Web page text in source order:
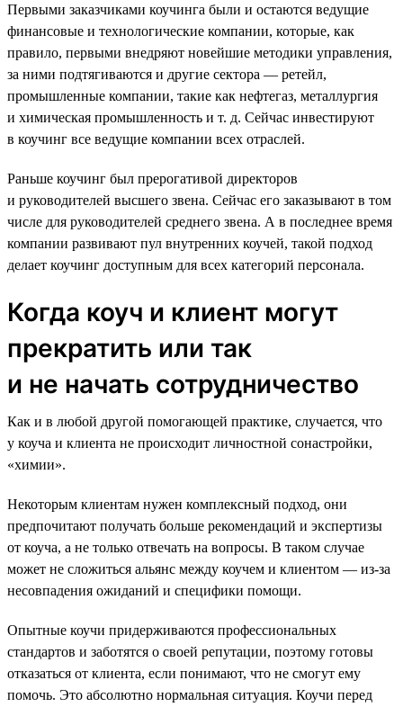
Первыми заказчиками коучинга были и остаются ведущие
финансовые и технологические компании, которые, как
правило, первыми внедряют новейшие методики управления,
за ними подтягиваются и другие сектора — ретейл,
промышленные компании, такие как нефтегаз, металлургия
и химическая промышленность и т. д. Сейчас инвестируют
в коучинг все ведущие компании всех отраслей.
Раньше коучинг был прерогативой директоров
и руководителей высшего звена. Сейчас его заказывают в том
числе для руководителей среднего звена. А в последнее время
компании развивают пул внутренних коучей, такой подход
делает коучинг доступным для всех категорий персонала.
Когда коуч и клиент могут
прекратить или так
и не начать сотрудничество
Как и в любой другой помогающей практике, случается, что
у коуча и клиента не происходит личностной сонастройки,
«химии».
Некоторым клиентам нужен комплексный подход, они
предпочитают получать больше рекомендаций и экспертизы
от коуча, а не только отвечать на вопросы. В таком случае
может не сложиться альянс между коучем и клиентом — из-за
несовпадения ожиданий и специфики помощи.
Опытные коучи придерживаются профессиональных
стандартов и заботятся о своей репутации, поэтому готовы
отказаться от клиента, если понимают, что не смогут ему
помочь. Это абсолютно нормальная ситуация. Коучи перед